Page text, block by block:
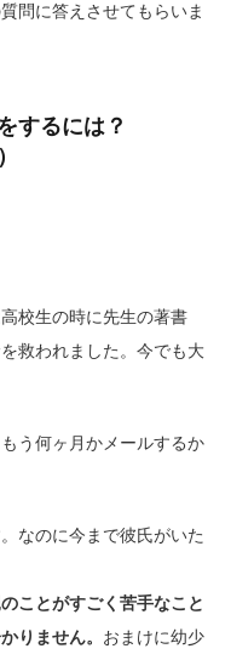
問に答えさせてもらいま
するには？
校生の時に先生の著書
救われました。今でも大
う何ヶ月かメールするか
なのに今まで彼氏がいた
ことがすごく苦手なこと
りません。 おまけに幼少